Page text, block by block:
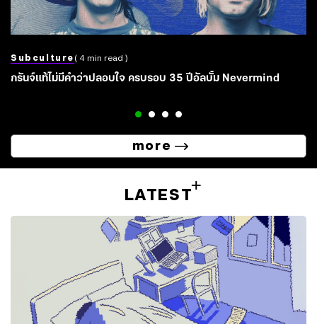
Subculture ( 4 min read )
กรันจ์แท้ไม่มีคำว่าปลอบใจ ครบรอบ 35 ปีอัลบั้ม Nevermind
more
LATEST